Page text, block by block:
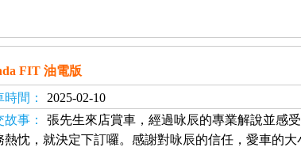
FIT 油電版
時間：
2025-02-10
故事：
張先生來店賞車，經過咏辰的專業解說並感
熱忱，就決定下訂囉。感謝對咏辰的信任，愛車的大